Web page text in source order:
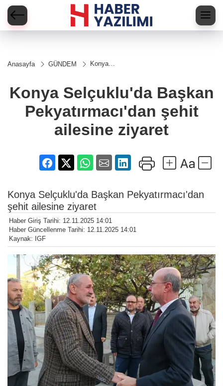
Anasayfa GÜNDEM
Konya
Pekyatırmacı'dan
şehit ailesine
ziyaret
Konya Selçuklu'da Başkan
Pekyatırmacı'dan şehit
ailesine ziyaret
Konya Selçuklu'da Başkan Pekyatırmacı'dan
şehit ailesine ziyaret
Haber Giriş Tarihi: 12.11.2025 14:01
Haber Güncellenme Tarihi: 12.11.2025 14:01
Kaynak: IGF